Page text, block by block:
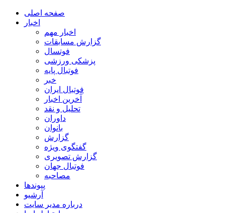
صفحه اصلی
اخبار
اخبار مهم
گزارش مسابقات
فوتسال
پزشکی ورزشی
فوتبال پایه
خبر
فوتبال ایران
آخرین اخبار
تحلیل و نقد
داوران
بانوان
گزارش
گفتگوی ویژه
گزارش تصویری
فوتبال جهان
مصاحبه
پیوندها
آرشیو
درباره مدیر سایت